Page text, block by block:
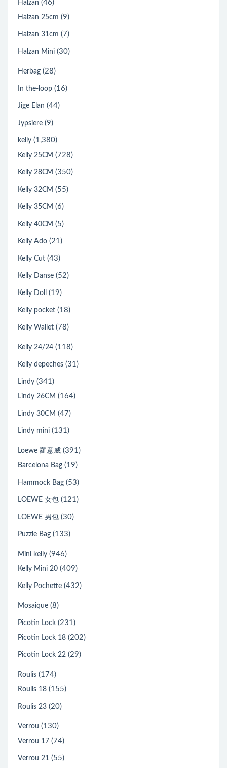
Halzan (46)
Halzan 25cm (9)
Halzan 31cm (7)
Halzan Mini (30)
Herbag (28)
In the-loop (16)
Jige Elan (44)
Jypsiere (9)
kelly (1,380)
Kelly 25CM (728)
Kelly 28CM (350)
Kelly 32CM (55)
Kelly 35CM (6)
Kelly 40CM (5)
Kelly Ado (21)
Kelly Cut (43)
Kelly Danse (52)
Kelly Doll (19)
Kelly pocket (18)
Kelly Wallet (78)
Kelly 24/24 (118)
Kelly depeches (31)
Lindy (341)
Lindy 26CM (164)
Lindy 30CM (47)
Lindy mini (131)
Loewe 羅意威 (391)
Barcelona Bag (19)
Hammock Bag (53)
LOEWE 女包 (121)
LOEWE 男包 (30)
Puzzle Bag (133)
Mini kelly (946)
Kelly Mini 20 (409)
Kelly Pochette (432)
Mosaique (8)
Picotin Lock (231)
Picotin Lock 18 (202)
Picotin Lock 22 (29)
Roulis (174)
Roulis 18 (155)
Roulis 23 (20)
Verrou (130)
Verrou 17 (74)
Verrou 21 (55)